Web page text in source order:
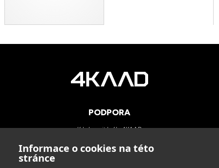
Informace o cookies na této
stránce
PODPORA
Kde koupit brýle 4KAAD
Technologie